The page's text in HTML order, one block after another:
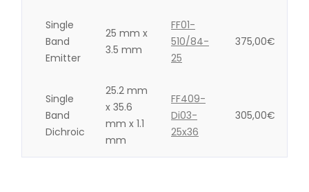
Single
Band
Emitter
25 mm x
3.5 mm
FF01-
510/84-
25
375,00€
Single
Band
Dichroic
25.2 mm
x 35.6
mm x 1.1
mm
FF409-
Di03-
25x36
305,00€